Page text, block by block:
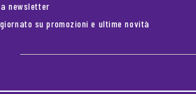
newsletter
su promozioni e ultime novità